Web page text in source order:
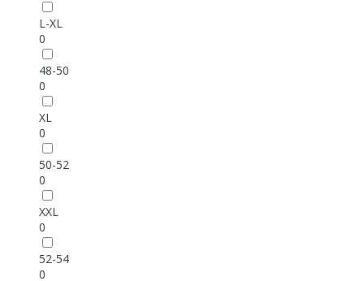
L-XL
0
48-50
0
XL
0
50-52
0
XXL
0
52-54
0